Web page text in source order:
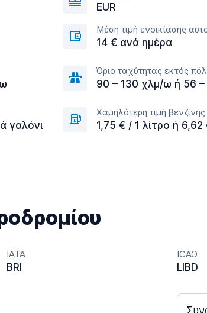
EUR
Μέση τιμή ενοικίασης
14 € ανά ημέρα
Όριο ταχύτητας εκτός
90 – 130 χλμ/ω ή 56
γαλόνι
Χαμηλότερη τιμή βενζίνης
1,75 € / 1 λίτρο ή
IATA
BRI
ICAO
LIBD